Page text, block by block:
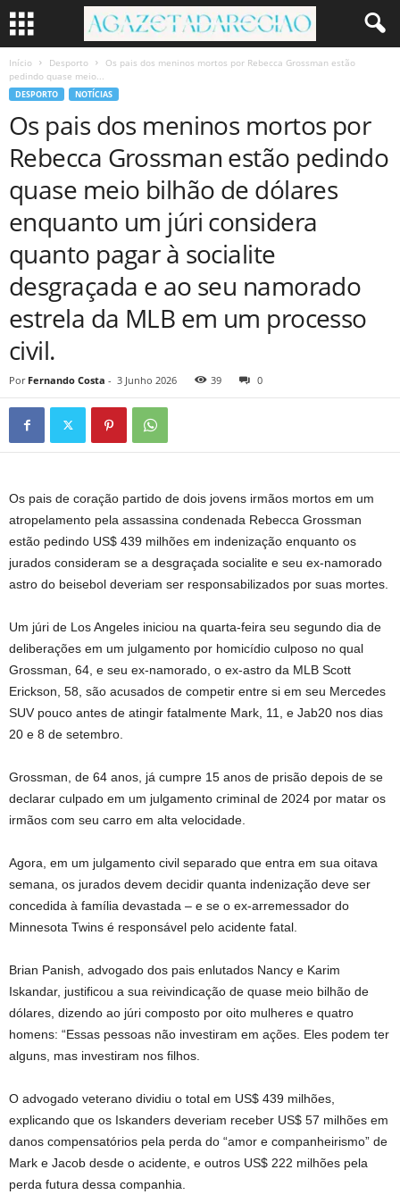
Início Desporto
Os pais dos meninos mortos por Rebecca Grossman estão
pedindo quase meio...
DESPORTO NOTÍCIAS
Os pais dos meninos mortos por
Rebecca Grossman estão pedindo
quase meio bilhão de dólares
enquanto um júri considera
quanto pagar à socialite
desgraçada e ao seu namorado
estrela da MLB em um processo
civil.
Por Fernando Costa - 3 Junho 2026 39 0
Os pais de coração partido de dois jovens irmãos mortos em um
atropelamento pela assassina condenada Rebecca Grossman
estão pedindo US$ 439 milhões em indenização enquanto os
jurados consideram se a desgraçada socialite e seu ex-namorado
astro do beisebol deveriam ser responsabilizados por suas mortes.
Um júri de Los Angeles iniciou na quarta-feira seu segundo dia de
deliberações em um julgamento por homicídio culposo no qual
Grossman, 64, e seu ex-namorado, o ex-astro da MLB Scott
Erickson, 58, são acusados ​​​​de competir entre si em seu Mercedes
SUV pouco antes de atingir fatalmente Mark, 11, e Jab20 nos dias
20 e 8 de setembro.
Grossman, de 64 anos, já cumpre 15 anos de prisão depois de se
declarar culpado em um julgamento criminal de 2024 por matar os
irmãos com seu carro em alta velocidade.
Agora, em um julgamento civil separado que entra em sua oitava
semana, os jurados devem decidir quanta indenização deve ser
concedida à família devastada – e se o ex-arremessador do
Minnesota Twins é responsável pelo acidente fatal.
Brian Panish, advogado dos pais enlutados Nancy e Karim
Iskandar, justificou a sua reivindicação de quase meio bilhão de
dólares, dizendo ao júri composto por oito mulheres e quatro
homens: “Essas pessoas não investiram em ações. Eles podem ter
alguns, mas investiram nos filhos.
O advogado veterano dividiu o total em US$ 439 milhões,
explicando que os Iskanders deveriam receber US$ 57 milhões em
danos compensatórios pela perda do “amor e companheirismo” de
Mark e Jacob desde o acidente, e outros US$ 222 milhões pela
perda futura dessa companhia.